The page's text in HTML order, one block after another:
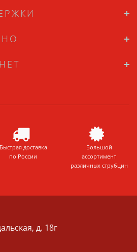
Быстрая доставка
по России
Большой
ассортимент
различных струбцин
д. 18г